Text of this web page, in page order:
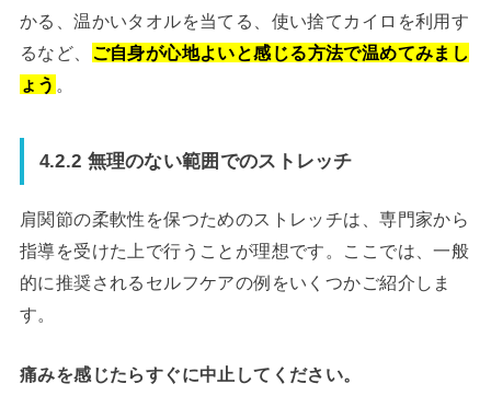
かる、温かいタオルを当てる、使い捨てカイロを利用す
るなど、 ご自身が心地よいと感じる方法で温めてみまし
ょう 。
4.2.2 無理のない範囲でのストレッチ
肩関節の柔軟性を保つためのストレッチは、専門家から
指導を受けた上で行うことが理想です。ここでは、一般
的に推奨されるセルフケアの例をいくつかご紹介しま
す。
痛みを感じたらすぐに中止してください。